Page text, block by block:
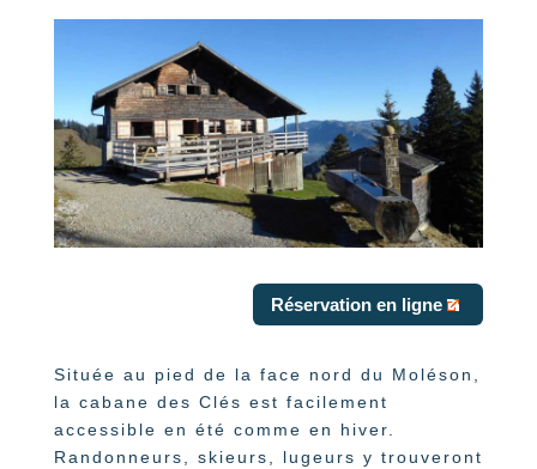
Réservation en ligne
Située au pied de la face nord du Moléson,
la cabane des Clés est facilement
accessible en été comme en hiver.
Randonneurs, skieurs, lugeurs y trouveront